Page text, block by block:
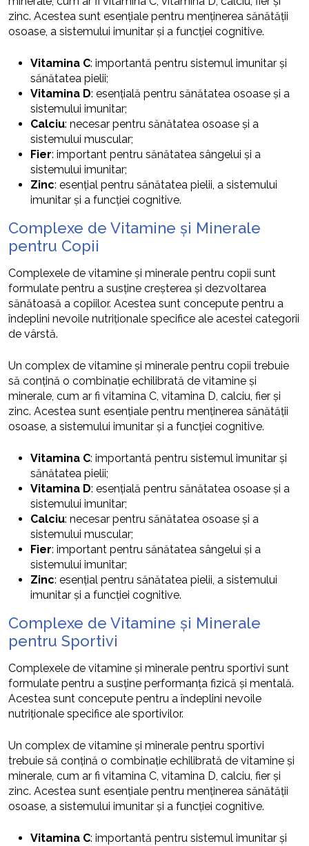
zinc. Acestea sunt esențiale pentru menținerea sănătății
osoase, a sistemului imunitar și a funcției cognitive.
Vitamina C: importantă pentru sistemul imunitar și
sănătatea pielii;
Vitamina D: esențială pentru sănătatea osoase și a
sistemului imunitar;
Calciu: necesar pentru sănătatea osoase și a
sistemului muscular;
Fier: important pentru sănătatea sângelui și a
sistemului imunitar;
Zinc: esențial pentru sănătatea pielii, a sistemului
imunitar și a funcției cognitive.
Complexe de Vitamine și Minerale
pentru Copii
Complexele de vitamine și minerale pentru copii sunt
formulate pentru a susține creșterea și dezvoltarea
sănătoasă a copiilor. Acestea sunt concepute pentru a
îndeplini nevoile nutriționale specifice ale acestei categorii
de vârstă.
Un complex de vitamine și minerale pentru copii trebuie
să conțină o combinație echilibrată de vitamine și
minerale, cum ar fi vitamina C, vitamina D, calciu, fier și
zinc. Acestea sunt esențiale pentru menținerea sănătății
osoase, a sistemului imunitar și a funcției cognitive.
Vitamina C: importantă pentru sistemul imunitar și
sănătatea pielii;
Vitamina D: esențială pentru sănătatea osoase și a
sistemului imunitar;
Calciu: necesar pentru sănătatea osoase și a
sistemului muscular;
Fier: important pentru sănătatea sângelui și a
sistemului imunitar;
Zinc: esențial pentru sănătatea pielii, a sistemului
imunitar și a funcției cognitive.
Complexe de Vitamine și Minerale
pentru Sportivi
Complexele de vitamine și minerale pentru sportivi sunt
formulate pentru a susține performanța fizică și mentală.
Acestea sunt concepute pentru a îndeplini nevoile
nutriționale specifice ale sportivilor.
Un complex de vitamine și minerale pentru sportivi
trebuie să conțină o combinație echilibrată de vitamine și
minerale, cum ar fi vitamina C, vitamina D, calciu, fier și
zinc. Acestea sunt esențiale pentru menținerea sănătății
osoase, a sistemului imunitar și a funcției cognitive.
Vitamina C: importantă pentru sistemul imunitar și